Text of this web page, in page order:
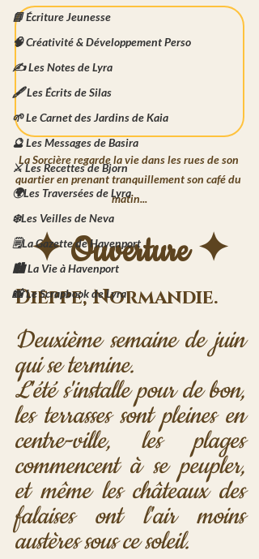
📘 Écriture Jeunesse
🧠 Créativité & Développement Perso
✍️ Les Notes de Lyra
🖋️ Les Écrits de Silas
🌱 Le Carnet des Jardins de Kaia
🔮 Les Messages de Basira
⚔️ Les Recettes de Bjorn
🌍Les Traversées de Lyra
❄️Les Veilles de Neva
🗒️La Gazette de Havenport
🏙️ La Vie à Havenport
📸 Le Scrapbook de Lyra
La Sorcière regarde la vie dans les rues de son
quartier en prenant tranquillement son café du
matin...
✦ Ouverture ✦
Dieppe, Normandie.
Deuxième semaine de juin
qui se termine.
L'été s'installe pour de bon,
les terrasses sont pleines en
centre-ville, les plages
commencent à se peupler,
et même les châteaux des
falaises ont l'air moins
austères sous ce soleil.